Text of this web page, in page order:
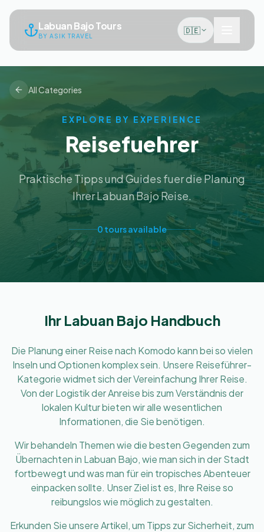
Labuan Bajo Tours
BY ASIK TRAVEL
🇩🇪
All Categories
EXPLORE BY EXPERIENCE
Reisefuehrer
Praktische Tipps und Guides fuer die Planung
Ihrer Labuan Bajo Reise.
0 toursavailable
Ihr Labuan Bajo Handbuch
Die Planung einer Reise nach Komodo kann bei so vielen
Inseln und Optionen komplex sein. Unsere Reiseführer-
Kategorie widmet sich der Vereinfachung Ihrer Reise.
Von der Logistik der Anreise bis zum Verständnis der
lokalen Kultur bieten wir alle wesentlichen
Informationen, die Sie benötigen.
Wir behandeln Themen wie die besten Gegenden zum
Übernachten in Labuan Bajo, wie man sich in der Stadt
fortbewegt und was man für ein tropisches Abenteuer
einpacken sollte. Unser Ziel ist es, Ihre Reise so
reibungslos wie möglich zu gestalten.
Erkunden Sie unsere Artikel, um Tipps zur Sicherheit, zum